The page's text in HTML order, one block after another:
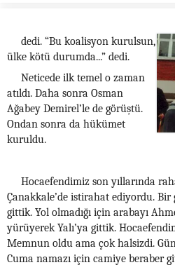
dedi. “Bu koalisyon kurulsun,
ülke kötü durumda...” dedi.
Neticede ilk temel o zaman
atıldı. Daha sonra Osman
Ağabey Demirel’le de görüştü.
Ondan sonra da hükümet
kuruldu.
Hocaefendimiz son yıllarında
Çanakkale’de istirahat ediyordu.
gittik. Yol olmadığı için arabayı
yürüyerek Yalı’ya gittik.
Memnun oldu ama çok halsizdi.
Cuma namazı için camiye beraber